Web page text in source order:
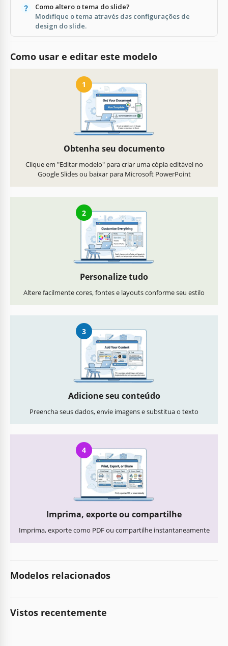
Como altero o tema do slide?
Modifique o tema através das configurações de
design do slide.
Como usar e editar este modelo
1
Obtenha seu documento
Clique em "Editar modelo" para criar uma cópia editável no
Google Slides ou baixar para Microsoft PowerPoint
2
Personalize tudo
Altere facilmente cores, fontes e layouts conforme seu estilo
3
Adicione seu conteúdo
Preencha seus dados, envie imagens e substitua o texto
4
Imprima, exporte ou compartilhe
Imprima, exporte como PDF ou compartilhe instantaneamente
Modelos relacionados
Vistos recentemente